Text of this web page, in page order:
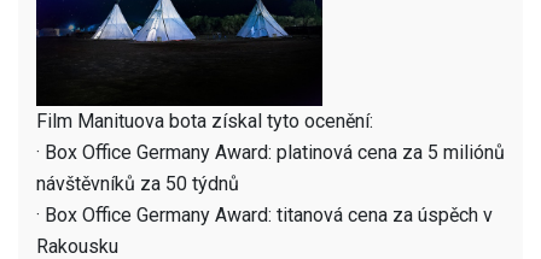
Film Manituova bota získal tyto ocenění:
· Box Office Germany Award: platinová cena za 5 miliónů
návštěvníků za 50 týdnů
· Box Office Germany Award: titanová cena za úspěch v
Rakousku